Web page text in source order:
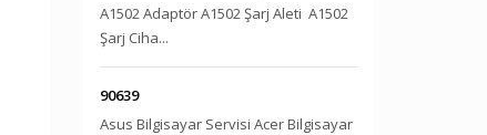
A1502 Adaptör A1502 Şarj Aleti A1502
Şarj Ciha...
90639
Asus Bilgisayar Servisi Acer Bilgisayar